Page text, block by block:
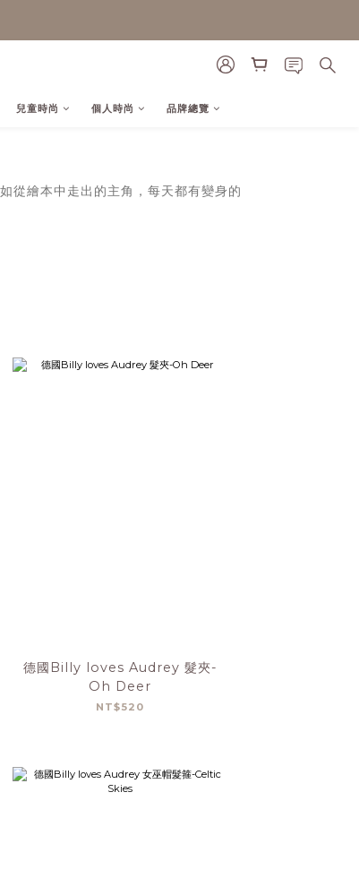
兒童時尚 個人時尚 品牌總覽
繪本中走出的主角，每天都有變身的
德國Billy loves Audrey 髮夾-
Oh Deer
NT$520